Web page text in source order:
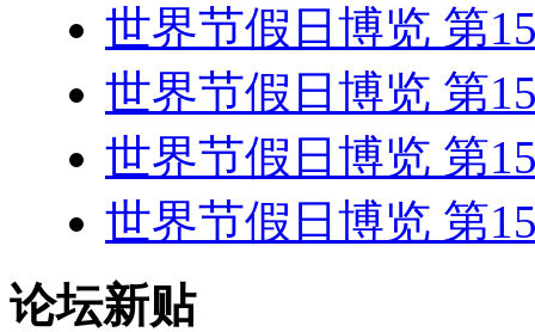
世界节假日博览 第
世界节假日博览 第
世界节假日博览 第
世界节假日博览 第
论坛新贴